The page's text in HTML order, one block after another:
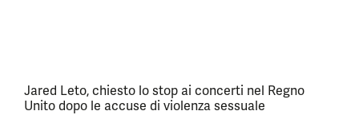
Jared Leto, chiesto lo stop ai concerti nel Regno
Unito dopo le accuse di violenza sessuale